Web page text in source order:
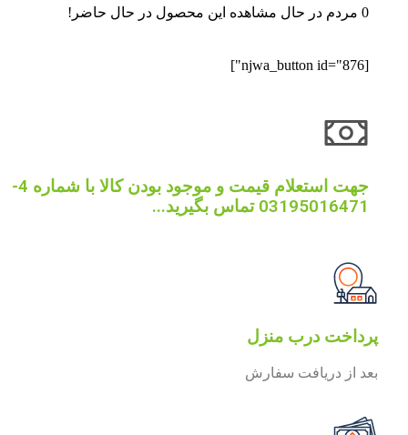
0 مردم در حال مشاهده این محصول در حال حاضر!
[njwa_button id="876"]
جهت استعلام قیمت و موجود بودن کالا با شماره 4-
03195016471 تماس بگیرید...
پرداخت درب منزل
بعد از دریافت سفارش